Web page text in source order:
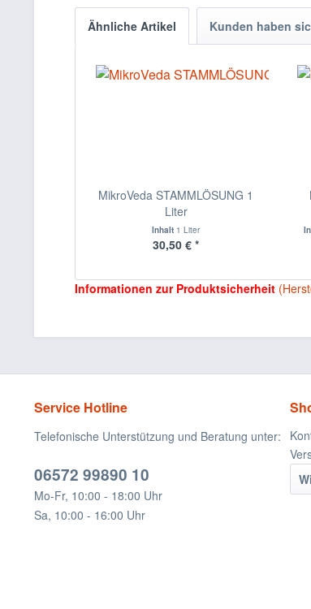
Ähnliche Artikel Kunden haben
MikroVeda STAMMLÖSUNG 1
Liter
Inhalt 1 Liter
30,50 € *
Informationen zur Produktsicherheit
Service Hotline
Telefonische Unterstützung und Beratung unter:
06572 99890 10
Mo-Fr, 10:00 - 18:00 Uhr
Sa, 10:00 - 16:00 Uhr